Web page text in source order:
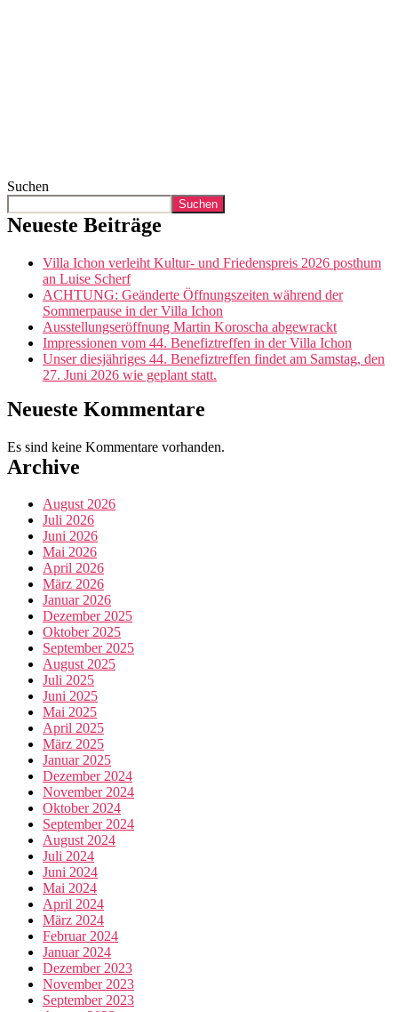
Suchen
Suchen
Neueste Beiträge
Villa Ichon verleiht Kultur- und Friedenspreis 2026 posthum
an Luise Scherf
ACHTUNG: Geänderte Öffnungszeiten während der
Sommerpause in der Villa Ichon
Ausstellungseröffnung Martin Koroscha abgewrackt
Impressionen vom 44. Benefiztreffen in der Villa Ichon
Unser diesjähriges 44. Benefiztreffen findet am Samstag, den
27. Juni 2026 wie geplant statt.
Neueste Kommentare
Es sind keine Kommentare vorhanden.
Archive
August 2026
Juli 2026
Juni 2026
Mai 2026
April 2026
März 2026
Januar 2026
Dezember 2025
Oktober 2025
September 2025
August 2025
Juli 2025
Juni 2025
Mai 2025
April 2025
März 2025
Januar 2025
Dezember 2024
November 2024
Oktober 2024
September 2024
August 2024
Juli 2024
Juni 2024
Mai 2024
April 2024
März 2024
Februar 2024
Januar 2024
Dezember 2023
November 2023
September 2023